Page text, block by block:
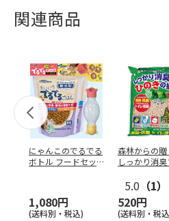
関連商品
にゃんこのでるでる
ボトル フードセッ
1,080円
(送料別・税込)
森林からの贈
しっかり消臭
5.0 （1）
520円
(送料別・税